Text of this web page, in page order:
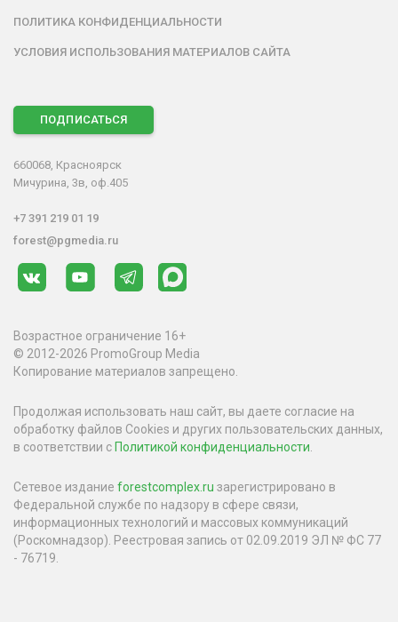
ПОЛИТИКА КОНФИДЕНЦИАЛЬНОСТИ
УСЛОВИЯ ИСПОЛЬЗОВАНИЯ МАТЕРИАЛОВ САЙТА
ПОДПИСАТЬСЯ
660068, Красноярск
Мичурина, 3в, оф.405
+7 391 219 01 19
forest@pgmedia.ru
Возрастное ограничение 16+
© 2012-2026 PromoGroup Media
Копирование материалов запрещено.
Продолжая использовать наш сайт, вы даете согласие на
обработку файлов Cookies и других пользовательских данных,
в соответствии с Политикой конфиденциальности
Сетевое издание forestcomplex.ru зарегистрировано в
Федеральной службе по надзору в сфере связи,
информационных технологий и массовых коммуникаций
(Роскомнадзор). Реестровая запись от 02.09.2019 ЭЛ № ФС 77
- 76719.